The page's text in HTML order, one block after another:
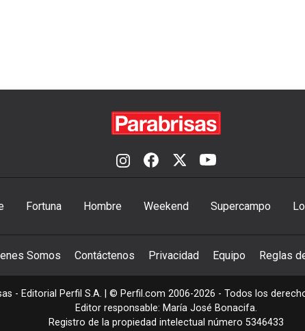
Fortuna Hombre Weekend Supercampo
Somos Contáctenos Privacidad Equipo Reglas
- Editorial Perfil S.A. | © Perfil.com 2006-2026 - Todos los
Editor responsable: María José Bonacifa.
Registro de la propiedad intelectual número 5346433